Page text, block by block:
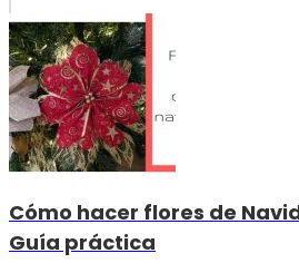
Cómo hacer flores de
Guía práctica